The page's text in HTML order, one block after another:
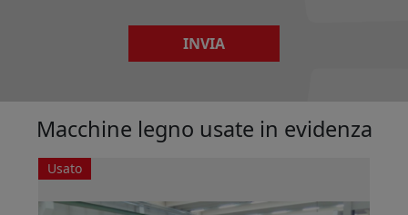
INVIA
Macchine legno usate in evidenza
Usato